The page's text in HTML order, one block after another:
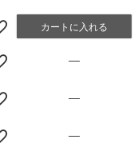
カートに入れる
—
—
—